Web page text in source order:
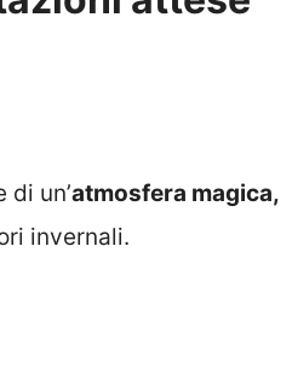
un’atmosfera magica,
invernali.